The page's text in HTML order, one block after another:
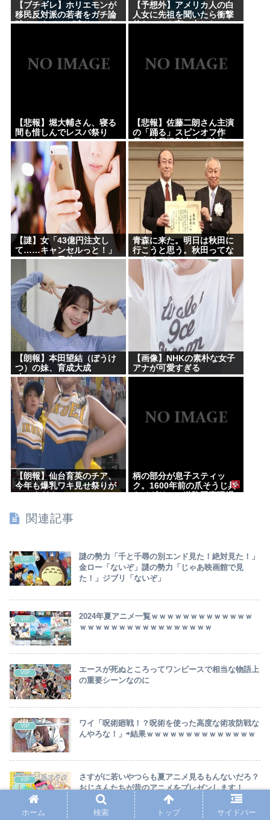
【ブチギレ】ホリエモンが
移民反対派の若者をガチ論
破！スタジオが凍りついた
【予想外】アメリカ人の白
人女に先祖を聞いたら衝撃
的なことを言い出した
【悲報】堀大輔さん、寝る
間も惜しんでレスバ祭り
www
【悲報】佐藤二朗さん主演
の「踊る」スピンオフ作
品、結局撮影中止が決定
www
【謎】女「43億円注文し
て……キャンセルっと！」
←こいつの目的ｗ
青森に来た。明日は秋田に
行こうと思う。秋田ってな
にあるんだ？
【朗報】本田望結（ぼうけ
つ）の妹、育成大成
功！！！！
【画像】NHKの素朴な女子
アナが可愛すぎる
【朗報】仙台育英のチア、
今年も爆乳ワキ見せ祭りが
柄の部分が息子スティッ
ク。1600年前の爪そうじ具
関連記事
VIP
謎の勢力「千と千尋の別エンド見た！絶対見た！」
金ロー「ないぞ」謎の勢力「じゃあ映画館で見
た！」ジブリ「ないぞ」
VIP
2024年夏アニメ一覧ｗｗｗｗｗｗｗｗｗｗｗｗｗ
ｗｗｗｗｗｗｗｗｗｗｗｗｗｗｗｗｗ
VIP
エースが死ぬところってワンピースで相当な物語上
の重要シーンなのに
VIP
ワイ「呪術廻戦！？呪術を使った高度な術攻防戦な
んやろな！」⇨結果ｗｗｗｗｗｗｗｗｗｗｗｗｗｗ
VIP
さすがに若いやつらも夏アニメ見るもんないだろ？
おじさんたちが昔のアニメをプレゼンします！
ホーム 検索 トップ サイドバー